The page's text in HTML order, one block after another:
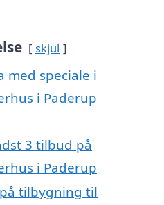
skjul
med speciale i
i Paderup
3 tilbud på
i Paderup
tilbygning til